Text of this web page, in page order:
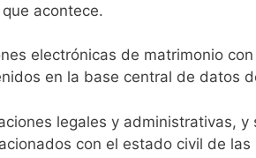
acontece.
electrónicas de matrimonio
en la base central de datos
legales y administrativas,
con el estado civil de las